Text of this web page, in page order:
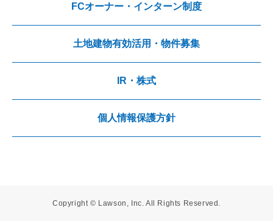
FCオーナー・インターン制度
土地建物有効活用・物件募集
IR・株式
個人情報保護方針
Copyright © Lawson, Inc. All Rights Reserved.